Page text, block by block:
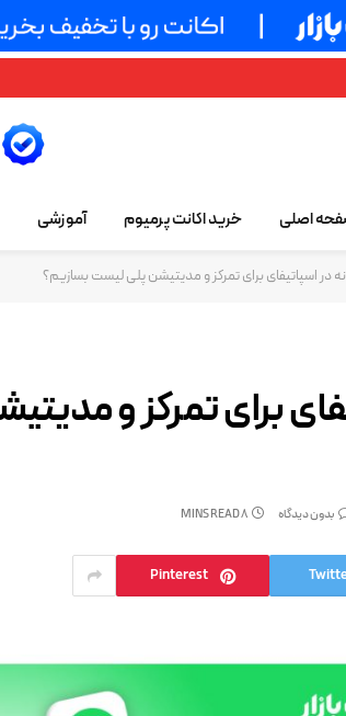
اصلی خرید اکانت پرمیوم آموزشی
در اسپاتیفای برای تمرکز و مدیتیشن پلی لیست بسازیم؟
برای تمرکز و
بدون دیدگاه 8 MINS READ
Pinterest